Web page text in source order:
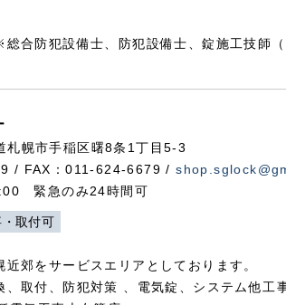
合防犯設備士、防犯設備士、錠施工技師
幌市手稲区曙8条1丁目5-3
/ FAX：011-624-6679 /
緊急のみ24時間可
・取付可
郊をサービスエリアとしております。
取付、防犯対策 、電気錠、システム他工